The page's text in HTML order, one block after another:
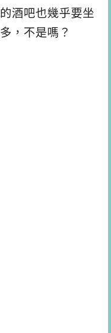
酒吧也幾乎要坐
，不是嗎？